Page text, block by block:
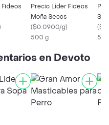
Precio Líder Fideos
Moña Secos
($0.0900/g)
500 g
(
en Devoto